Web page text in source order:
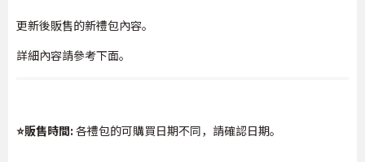
更新後販售的新禮包內容。
詳細內容請參考下面。
⭐販售時間: 各禮包的可購買日期不同，請確認日期。